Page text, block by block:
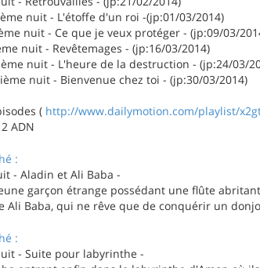
nuit - L'étoffe d'un roi -(jp:01/03/2014)
nuit - Ce que je veux protéger - (jp:09/03/
nuit - Revêtemages - (jp:16/03/2014)
nuit - L'heure de la destruction - (jp:24/03/
nuit - Bienvenue chez toi - (jp:30/03/2014)
( http://www.dailymotion.com/playlist/
ADN
- Aladin et Ali Baba -
garçon étrange possédant une flûte
Ali Baba, qui ne rêve que de conquérir un
- Suite pour labyrinthe -